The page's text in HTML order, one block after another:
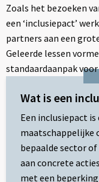
Zoals het bezoeken
een ‘inclusiepact’
partners aan een
Geleerde lessen
standaardaanpak
Wat is een
Een inclusiepact
maatschappelijke
bepaalde sector
aan concrete
met een